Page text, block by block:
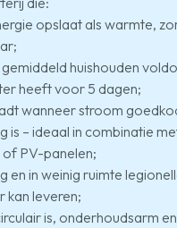
opslaat als warmte,
huishouden
heeft voor 5 dagen;
wanneer stroom
is – ideaal in combinatie
PV-panelen;
en in weinig ruimte
kan leveren;
is, onderhoudsarm